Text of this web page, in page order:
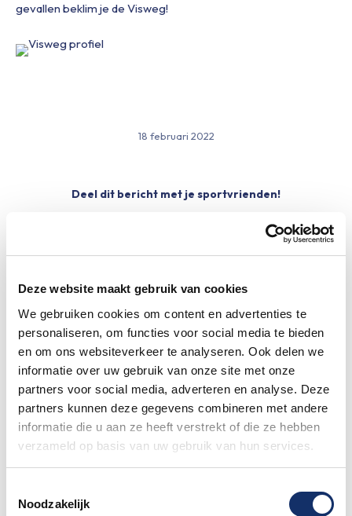
Deze website maakt gebruik van cookies
We gebruiken cookies om content en advertenties te
personaliseren, om functies voor social media te bieden
en om ons websiteverkeer te analyseren. Ook delen we
informatie over uw gebruik van onze site met onze
partners voor social media, adverteren en analyse. Deze
partners kunnen deze gegevens combineren met andere
informatie die u aan ze heeft verstrekt of die ze hebben
verzameld op basis van uw gebruik van hun services.
Noodzakelijk
gevallen beklim je de Visweg!
18 februari 2022
Deel dit bericht met je sportvrienden!
on
Facebook
on
WhatsApp
on
Pinterest
Meer Limburgs Mooiste
Maar liefst €88.049,- opgehaald voor het
KWF
12 juni 2026
Speciale damestoiletten van Fons Bikes
tijdens Obvion Limburgs Mooiste